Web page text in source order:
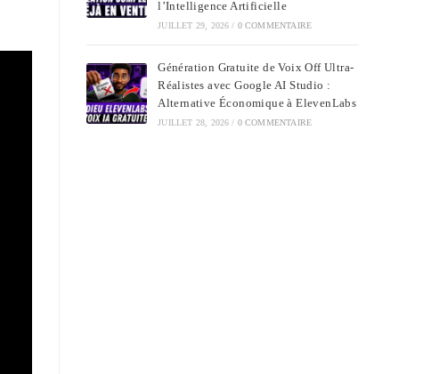
l’Intelligence Artificielle
JUILLET 29, 2026 / 0 COMMENTAIRE
Génération Gratuite de Voix Off Ultra-
Réalistes avec Google AI Studio :
Alternative Économique à ElevenLabs
JUILLET 28, 2026 / 0 COMMENTAIRE